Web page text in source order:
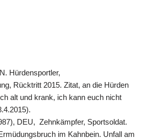
Hürdensportler,
Rücktritt 2015. Zitat, an die Hürden
alt und krank, ich kann euch nicht
DEU, Zehnkämpfer, Sportsoldat.
im Kahnbein. Unfall am